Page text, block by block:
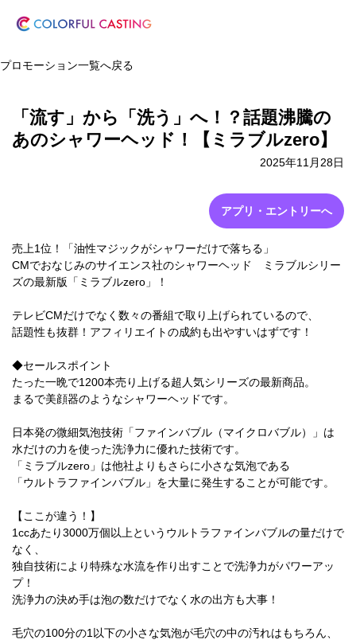
プロモーション一覧へ戻る
「流す」から「洗う」へ！？話題沸騰の
あのシャワーヘッド！【ミラブルzero】
2025年11月28日
アプリ・エントリーへ
売上1位！「油性マジックがシャワーだけで落ちる」
CMでおなじみのサイエンス社のシャワーヘッド ミラブルシリー
ズの最新版「ミラブルzero」！
テレビCMだけでなく数々の番組で取り上げられているので、
話題性も抜群！アフィリエイトの成約も出やすいはずです！
◆セールスポイント
たった一晩で1200本売り上げる超人気シリーズの最新商品。
まるで美顔器のようなシャワーヘッドです。
日本発の微細気泡技術「ファインバブル（マイクロバブル）」は
水だけの力を使った洗浄力に優れた技術です。
「ミラブルzero」は他社よりもさらに小さな気泡である
「ウルトラファインバブル」を大量に発生することが可能です。
【ここが違う！】
1ccあたり3000万個以上というウルトラファインバブルの量だけで
なく、
独自技術により特殊な水流を作り出すことで洗浄力がパワーアッ
プ！
洗浄力の決め手は泡の数だけでなく水の出方も大事！
毛穴の100分の1以下の小さな気泡が毛穴の中の汚れはもちろん、